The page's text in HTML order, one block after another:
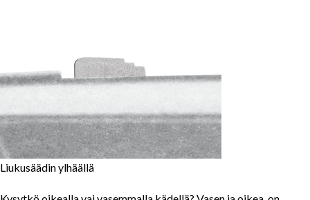
Liukusäädin ylhäällä